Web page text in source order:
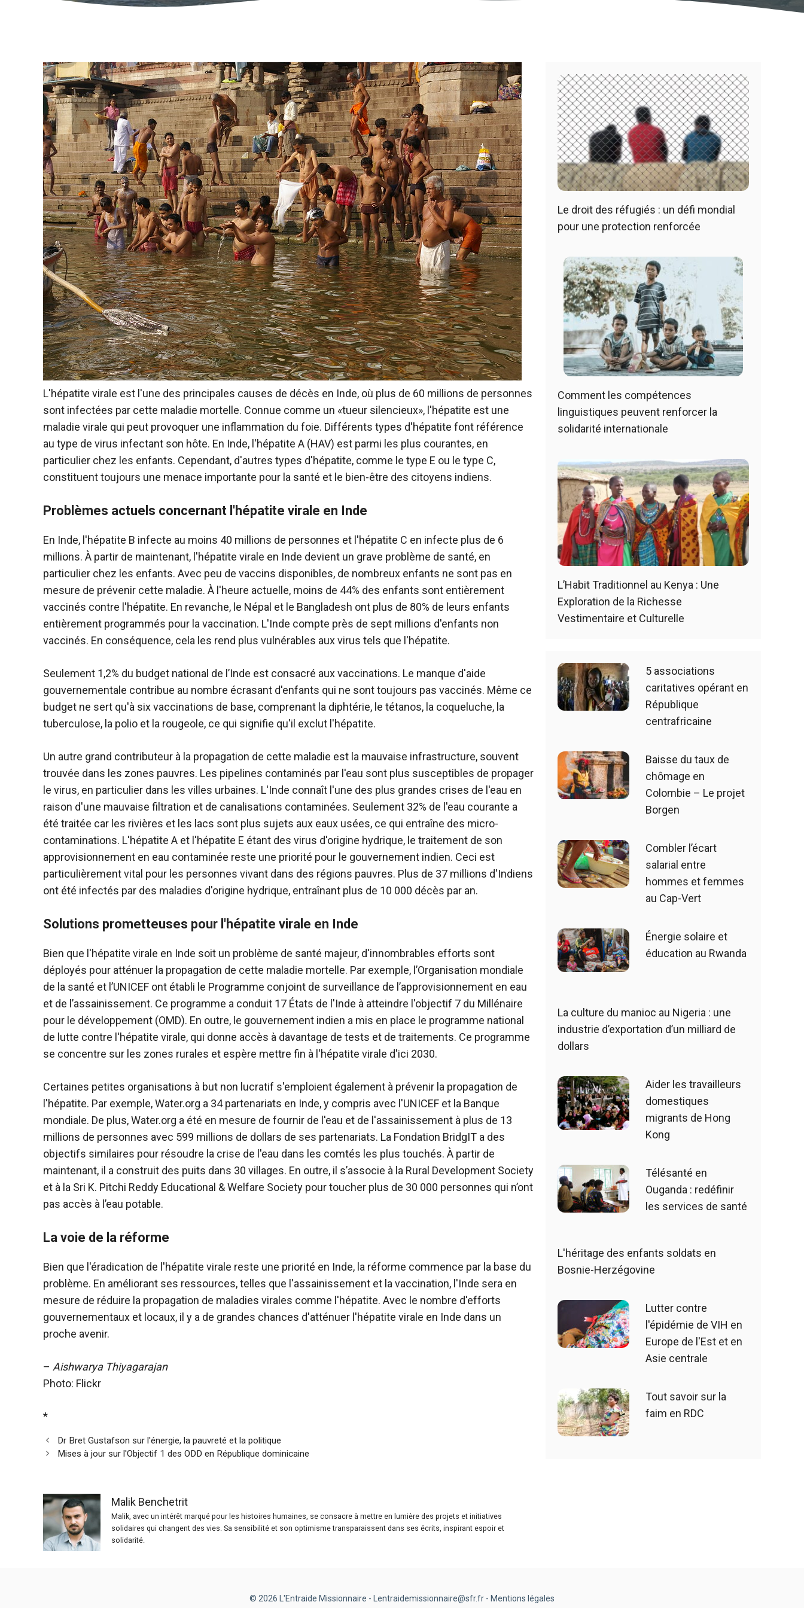
L'hépatite virale est l'une des principales causes de décès en Inde, où plus de 60 millions de personnes
sont infectées par cette maladie mortelle. Connue comme un «tueur silencieux», l'hépatite est une
maladie virale qui peut provoquer une inflammation du foie. Différents types d'hépatite font référence
au type de virus infectant son hôte. En Inde, l'hépatite A (HAV) est parmi les plus courantes, en
particulier chez les enfants. Cependant, d'autres types d'hépatite, comme le type E ou le type C,
constituent toujours une menace importante pour la santé et le bien-être des citoyens indiens.
Problèmes actuels concernant l'hépatite virale en Inde
En Inde, l'hépatite B infecte au moins 40 millions de personnes et l'hépatite C en infecte plus de 6
millions. À partir de maintenant, l'hépatite virale en Inde devient un grave problème de santé, en
particulier chez les enfants. Avec peu de vaccins disponibles, de nombreux enfants ne sont pas en
mesure de prévenir cette maladie. À l'heure actuelle, moins de 44% des enfants sont entièrement
vaccinés contre l'hépatite. En revanche, le Népal et le Bangladesh ont plus de 80% de leurs enfants
entièrement programmés pour la vaccination. L'Inde compte près de sept millions d'enfants non
vaccinés. En conséquence, cela les rend plus vulnérables aux virus tels que l'hépatite.
Seulement 1,2% du budget national de l’Inde est consacré aux vaccinations. Le manque d'aide
gouvernementale contribue au nombre écrasant d'enfants qui ne sont toujours pas vaccinés. Même ce
budget ne sert qu'à six vaccinations de base, comprenant la diphtérie, le tétanos, la coqueluche, la
tuberculose, la polio et la rougeole, ce qui signifie qu'il exclut l'hépatite.
Un autre grand contributeur à la propagation de cette maladie est la mauvaise infrastructure, souvent
trouvée dans les zones pauvres. Les pipelines contaminés par l'eau sont plus susceptibles de propager
le virus, en particulier dans les villes urbaines. L'Inde connaît l'une des plus grandes crises de l'eau en
raison d'une mauvaise filtration et de canalisations contaminées. Seulement 32% de l'eau courante a
été traitée car les rivières et les lacs sont plus sujets aux eaux usées, ce qui entraîne des micro-
contaminations. L'hépatite A et l'hépatite E étant des virus d'origine hydrique, le traitement de son
approvisionnement en eau contaminée reste une priorité pour le gouvernement indien. Ceci est
particulièrement vital pour les personnes vivant dans des régions pauvres. Plus de 37 millions d'Indiens
ont été infectés par des maladies d'origine hydrique, entraînant plus de 10 000 décès par an.
Solutions prometteuses pour l'hépatite virale en Inde
Bien que l'hépatite virale en Inde soit un problème de santé majeur, d'innombrables efforts sont
déployés pour atténuer la propagation de cette maladie mortelle. Par exemple, l’Organisation mondiale
de la santé et l’UNICEF ont établi le Programme conjoint de surveillance de l’approvisionnement en eau
et de l’assainissement. Ce programme a conduit 17 États de l'Inde à atteindre l'objectif 7 du Millénaire
pour le développement (OMD). En outre, le gouvernement indien a mis en place le programme national
de lutte contre l'hépatite virale, qui donne accès à davantage de tests et de traitements. Ce programme
se concentre sur les zones rurales et espère mettre fin à l'hépatite virale d'ici 2030.
Certaines petites organisations à but non lucratif s'emploient également à prévenir la propagation de
l'hépatite. Par exemple, Water.org a 34 partenariats en Inde, y compris avec l'UNICEF et la Banque
mondiale. De plus, Water.org a été en mesure de fournir de l'eau et de l'assainissement à plus de 13
millions de personnes avec 599 millions de dollars de ses partenariats. La Fondation BridgIT a des
objectifs similaires pour résoudre la crise de l'eau dans les comtés les plus touchés. À partir de
maintenant, il a construit des puits dans 30 villages. En outre, il s’associe à la Rural Development Society
et à la Sri K. Pitchi Reddy Educational & Welfare Society pour toucher plus de 30 000 personnes qui n’ont
pas accès à l’eau potable.
La voie de la réforme
Bien que l'éradication de l'hépatite virale reste une priorité en Inde, la réforme commence par la base du
problème. En améliorant ses ressources, telles que l'assainissement et la vaccination, l'Inde sera en
mesure de réduire la propagation de maladies virales comme l'hépatite. Avec le nombre d'efforts
gouvernementaux et locaux, il y a de grandes chances d'atténuer l'hépatite virale en Inde dans un
proche avenir.
– Aishwarya Thiyagarajan
Photo: Flickr
*
Dr Bret Gustafson sur l'énergie, la pauvreté et la politique
Mises à jour sur l'Objectif 1 des ODD en République dominicaine
Malik Benchetrit
Malik, avec un intérêt marqué pour les histoires humaines, se consacre à mettre en lumière des projets et initiatives
solidaires qui changent des vies. Sa sensibilité et son optimisme transparaissent dans ses écrits, inspirant espoir et
solidarité.
Le droit des réfugiés : un défi mondial
pour une protection renforcée
Comment les compétences
linguistiques peuvent renforcer la
solidarité internationale
L’Habit Traditionnel au Kenya : Une
Exploration de la Richesse
Vestimentaire et Culturelle
5 associations
caritatives opérant en
République
centrafricaine
Baisse du taux de
chômage en
Colombie – Le projet
Borgen
Combler l’écart
salarial entre
hommes et femmes
au Cap-Vert
Énergie solaire et
éducation au Rwanda
La culture du manioc au Nigeria : une
industrie d’exportation d’un milliard de
dollars
Aider les travailleurs
domestiques
migrants de Hong
Kong
Télésanté en
Ouganda : redéfinir
les services de santé
L'héritage des enfants soldats en
Bosnie-Herzégovine
Lutter contre
l'épidémie de VIH en
Europe de l'Est et en
Asie centrale
Tout savoir sur la
faim en RDC
© 2026 L'Entraide Missionnaire - Lentraidemissionnaire@sfr.fr - Mentions légales